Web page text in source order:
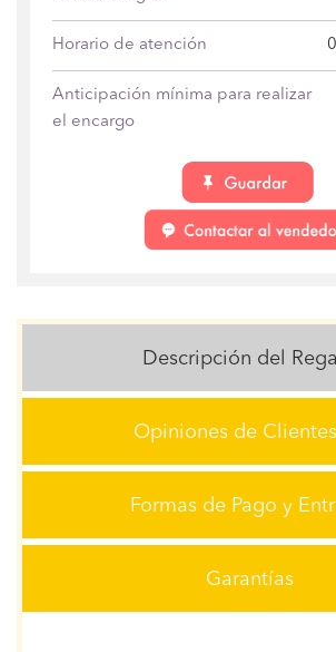
Horario de atención
Anticipación mínima para realizar
el encargo
Descripción del
Opiniones de
Formas de Pago y
Garantías